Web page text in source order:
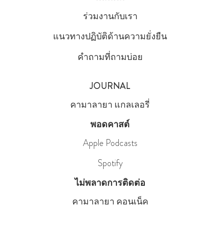
ร่วมงานกับเรา
แนวทางปฏิบัติด้านความยั่งยืน
คำถามที่ถามบ่อย
JOURNAL
คามาลายา แกลเลอรี่
พอดคาสต์
Apple Podcasts
Spotify
ไม่พลาดการติดต่อ
คามาลายา คอนเน็ค